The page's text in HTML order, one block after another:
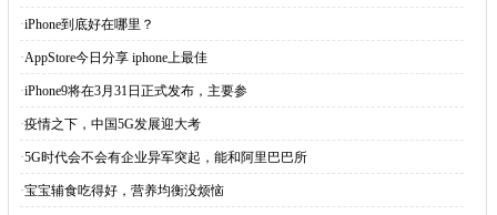
·iPhone到底好在哪里？
·AppStore今日分享 iphone上最佳
·iPhone9将在3月31日正式发布，主要参
·疫情之下，中国5G发展迎大考
·5G时代会不会有企业异军突起，能和阿里巴巴所
·宝宝辅食吃得好，营养均衡没烦恼